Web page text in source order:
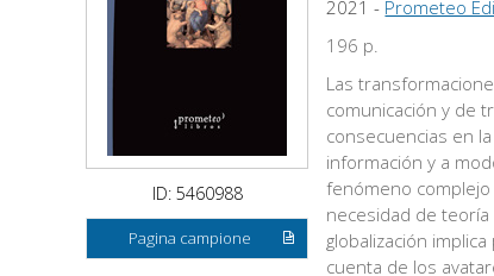
ID: 5460988
Pagina campione
2021 - Prometeo
196 p.
Las
comunicación y de
consecuencias en
información y a
fenómeno
necesidad de
globalización
cuenta de los